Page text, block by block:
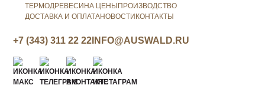
ТЕРМОДРЕВЕСИНА ЦЕНЫ ПРОИЗВОДСТВО
ДОСТАВКА И ОПЛАТАНОВОСТИ КОНТАКТЫ
+7 (343) 311 22 22 INFO@AUSWALD.RU